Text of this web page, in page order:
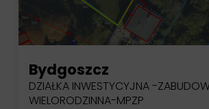
Bydgoszcz
DZIAŁKA INWESTYCYJNA -
WIELORODZINNA-MPZP